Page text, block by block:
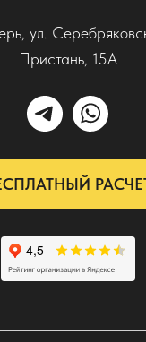
ул.
Пристань, 15А